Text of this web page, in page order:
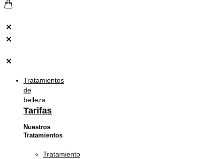
Tratamientos
de
belleza
Tarifas
Nuestros
Tratamientos
Tratamiento